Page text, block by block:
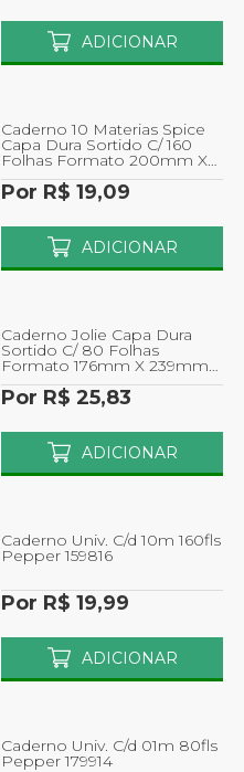
ADICIONAR
Caderno 10 Materias Spice
Capa Dura Sortido C/ 160
Folhas Formato 200mm X
275mm Papel 56g/m
Por R$ 19,09
ADICIONAR
Caderno Jolie Capa Dura
Sortido C/ 80 Folhas
Formato 176mm X 239mm
Papel 63g/m Material
Escolar
Por R$ 25,83
ADICIONAR
Caderno Univ. C/d 10m 160fls
Pepper 159816
Por R$ 19,99
ADICIONAR
Caderno Univ. C/d 01m 80fls
Pepper 179914